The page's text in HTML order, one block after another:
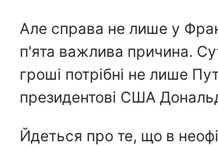
Але справа не лише у
п'ята важлива причина.
гроші потрібні не лише
президентові США
Йдеться про те, що в